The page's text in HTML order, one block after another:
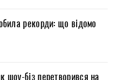
рекорди: що відомо
шоу-біз перетворився на